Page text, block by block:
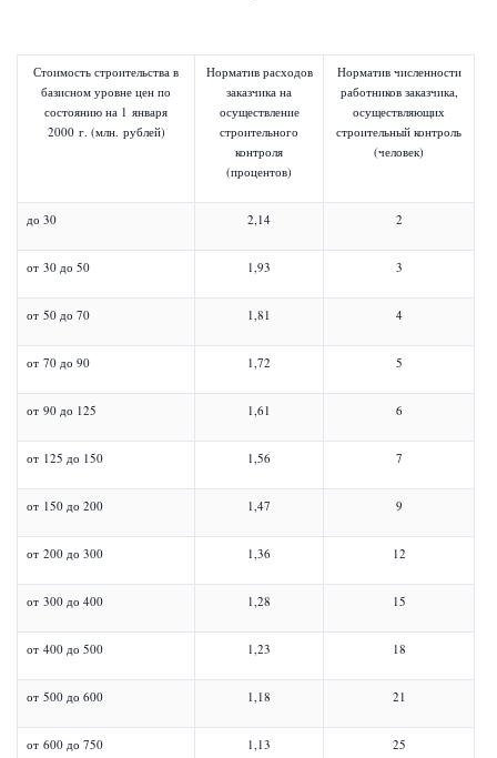
Стоимость строительства в
базисном уровне цен по
состоянию на 1 января
2000 г. (млн. рублей)
Норматив расходов
заказчика на
осуществление
строительного
контроля
(процентов)
Норматив численности
работников заказчика,
осуществляющих
строительный контроль
(человек)
до 30 2,14 2
от 30 до 50 1,93 3
от 50 до 70 1,81 4
от 70 до 90 1,72 5
от 90 до 125 1,61 6
от 125 до 150 1,56 7
от 150 до 200 1,47 9
от 200 до 300 1,36 12
от 300 до 400 1,28 15
от 400 до 500 1,23 18
от 500 до 600 1,18 21
от 600 до 750 1,13 25